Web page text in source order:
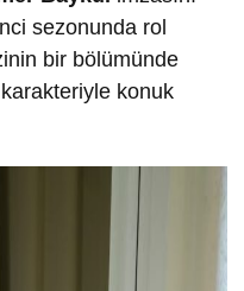
sezonunda rol
bir bölümünde
konuk